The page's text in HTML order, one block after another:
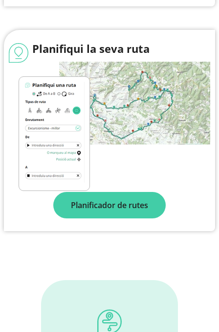
Planifiqui la seva ruta
Planificador de rutes